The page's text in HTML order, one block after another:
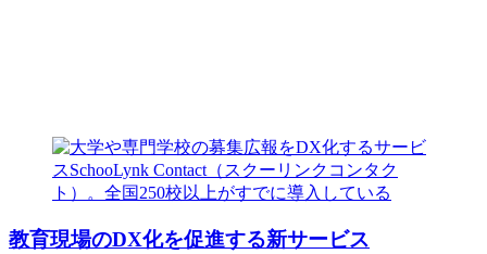
教育現場のDX化を促進する新サービス